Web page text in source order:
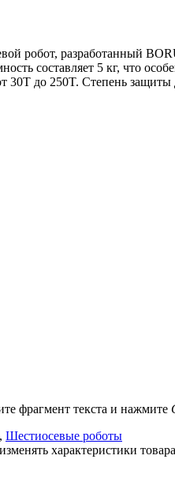
робот, разработанный
составляет 5 кг, что
до 250T. Степень защиты
фрагмент текста и нажмите
, Шестиосевые роботы
характеристики